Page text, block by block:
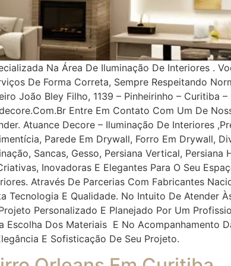
Na Área De Iluminação De Interiores .
De Forma Correta, Sempre Respeitando
João Bley Filho, 1139 – Pinheirinho – Curitiba –
Entre Em Contato Com Um De
Atuance Decore – Iluminação De Interiores
Parede Em Drywall, Forro Em Drywall,
Sancas, Gesso, Persiana Vertical, Persiana
Inovadoras E Elegantes Para O Seu
Através De Parcerias Com Fabricantes
Tecnologia E Qualidade. No Intuito De Atender
Personalizado E Planejado Por Um
Escolha Dos Materiais E No Acompanhamento
E Sofisticação De Seu Projeto.